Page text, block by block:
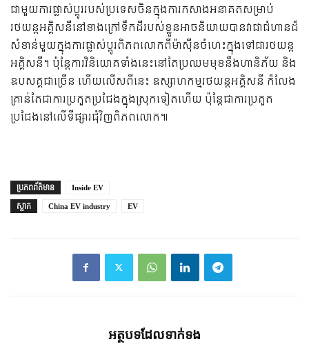
ជាមួយការផ្លាស់ប្តូររបស់ប្រទេសចិនក្នុងការកសាងអនាគតសម្រាប់
រថយន្តអគ្គិសនីនៅខាងក្រៅទឹកដីរបស់ខ្លួនអាចនិយាយបានវាជាជំហានដ៏
សំខាន់មួយក្នុងការផ្លាស់ប្តូរពិភពលោកពីម៉ាស៊ីនចំហេះក្នុងទៅជារថយន្ត
អគ្គិសនី។ ប៉ុន្តែការវិនិយោគទាំងនេះនៅតែប្រឈមមុខនឹងហានិភ័យ និង
ឧបសគ្គជាច្រើន ហើយលើសពីនេះ ឧស្សាហកម្មរថយន្តអគ្គិសនី ក៏លែង
គ្រាន់តែជាការប្រកួតប្រជែងក្នុងស្រុកទៀតហើយ ប៉ុន្តែជាការប្រគួត
ប្រជែងនៅលើទីផ្សារជុំវិញពិភពលោក៕
ប្រភព​ព័ត៌មាន
Inside EV
ស្លាក
China EV industry EV
អត្ថបទ​ដែល​ទាក់ទង